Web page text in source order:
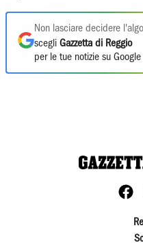
Non lasciare decidere
scegli Gazzetta di Reggio
per le tue notizie su Google